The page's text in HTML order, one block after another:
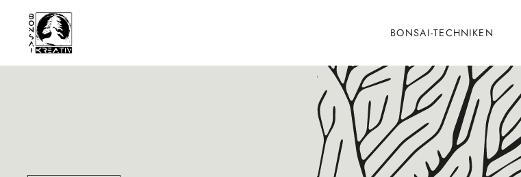
BONSAI-TECHNIKEN